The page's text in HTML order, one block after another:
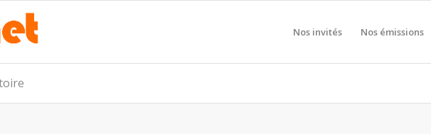
Nos invités Nos émissions